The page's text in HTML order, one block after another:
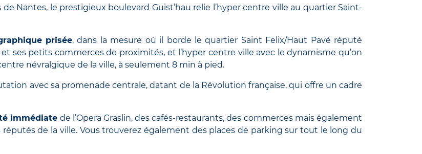
Nantes, le prestigieux boulevard Guist’hau relie l’hyper centre ville au quartier Saint-
prisée, dans la mesure où il borde le quartier Saint Felix/Haut Pavé réputé
ses petits commerces de proximités, et l’hyper centre ville avec le dynamisme qu’on
névralgique de la ville, à seulement 8 min à pied.
avec sa promenade centrale, datant de la Révolution française, qui offre un cadre
immédiate de l’Opera Graslin, des cafés-restaurants, des commerces mais également
réputés de la ville. Vous trouverez également des places de parking sur tout le long du